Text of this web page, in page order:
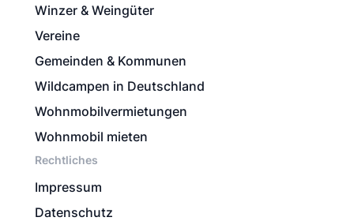
Winzer & Weingüter
Vereine
Gemeinden & Kommunen
Wildcampen in Deutschland
Wohnmobilvermietungen
Wohnmobil mieten
Rechtliches
Impressum
Datenschutz